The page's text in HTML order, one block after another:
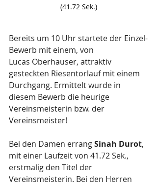
(41.72 Sek.)
Bereits um 10 Uhr startete der Einzel-
Bewerb mit einem, von
Lucas Oberhauser, attraktiv
gesteckten Riesentorlauf mit einem
Durchgang. Ermittelt wurde in
diesem Bewerb die heurige
Vereinsmeisterin bzw. der
Vereinsmeister!
Bei den Damen errang Sinah Durot,
mit einer Laufzeit von 41.72 Sek.,
erstmalig den Titel der
Vereinsmeisterin. Bei den Herren